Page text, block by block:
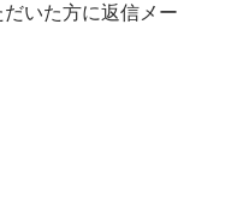
いた方に返信メー